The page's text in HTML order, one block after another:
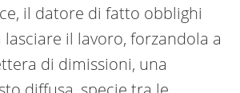
il datore di fatto obblighi
lasciare il lavoro, forzandola a
di dimissioni, una